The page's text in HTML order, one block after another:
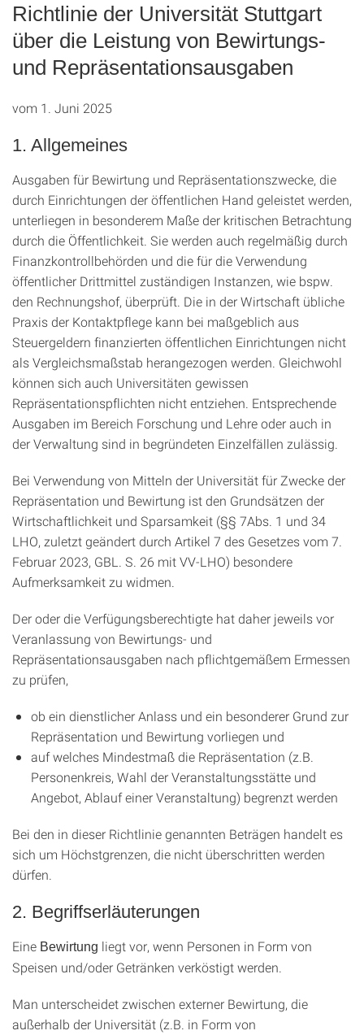
Richtlinie der Universität Stuttgart
über die Leistung von Bewirtungs-
und Repräsentationsausgaben
vom 1. Juni 2025
1. Allgemeines
Ausgaben für Bewirtung und Repräsentationszwecke, die
durch Einrichtungen der öffentlichen Hand geleistet werden,
unterliegen in besonderem Maße der kritischen Betrachtung
durch die Öffentlichkeit. Sie werden auch regelmäßig durch
Finanzkontrollbehörden und die für die Verwendung
öffentlicher Drittmittel zuständigen Instanzen, wie bspw.
den Rechnungshof, überprüft. Die in der Wirtschaft übliche
Praxis der Kontaktpflege kann bei maßgeblich aus
Steuergeldern finanzierten öffentlichen Einrichtungen nicht
als Vergleichsmaßstab herangezogen werden. Gleichwohl
können sich auch Universitäten gewissen
Repräsentationspflichten nicht entziehen. Entsprechende
Ausgaben im Bereich Forschung und Lehre oder auch in
der Verwaltung sind in begründeten Einzelfällen zulässig.
Bei Verwendung von Mitteln der Universität für Zwecke der
Repräsentation und Bewirtung ist den Grundsätzen der
Wirtschaftlichkeit und Sparsamkeit (§§ 7Abs. 1 und 34
LHO, zuletzt geändert durch Artikel 7 des Gesetzes vom 7.
Februar 2023, GBL. S. 26 mit VV-LHO) besondere
Aufmerksamkeit zu widmen.
Der oder die Verfügungsberechtigte hat daher jeweils vor
Veranlassung von Bewirtungs- und
Repräsentationsausgaben nach pflichtgemäßem Ermessen
zu prüfen,
ob ein dienstlicher Anlass und ein besonderer Grund zur
Repräsentation und Bewirtung vorliegen und
auf welches Mindestmaß die Repräsentation (z.B.
Personenkreis, Wahl der Veranstaltungsstätte und
Angebot, Ablauf einer Veranstaltung) begrenzt werden
Bei den in dieser Richtlinie genannten Beträgen handelt es
sich um Höchstgrenzen, die nicht überschritten werden
dürfen.
2. Begriffserläuterungen
Eine Bewirtung liegt vor, wenn Personen in Form von
Speisen und/oder Getränken verköstigt werden.
Man unterscheidet zwischen externer Bewirtung, die
außerhalb der Universität (z.B. in Form von